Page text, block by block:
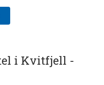
i Kvitfjell -